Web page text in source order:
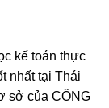
kế toán thực
nhất tại Thái
sở của CÔNG